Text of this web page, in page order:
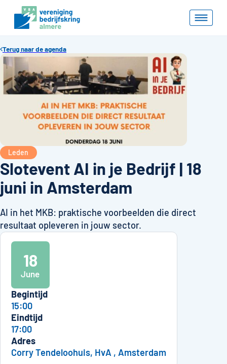
Terug naar de agenda
Leden
Slotevent AI in je Bedrijf | 18
juni in Amsterdam
AI in het MKB: praktische voorbeelden die direct
resultaat opleveren in jouw sector.
18
June
Begintijd
15:00
Eindtijd
17:00
Adres
Corry Tendeloohuis, HvA , Amsterdam